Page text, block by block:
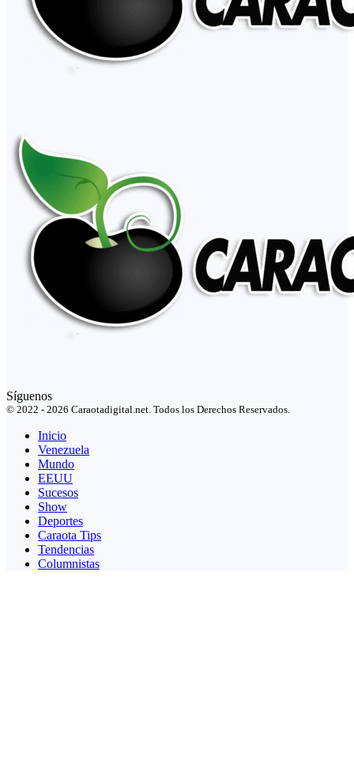
Síguenos
© 2022 - 2026 Caraotadigital.net. Todos los Derechos Reservados.
Inicio
Venezuela
Mundo
EEUU
Sucesos
Show
Deportes
Caraota Tips
Tendencias
Columnistas